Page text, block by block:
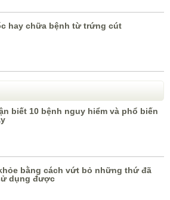
hay chữa bệnh từ trứng cút
biết 10 bệnh nguy hiểm và phổ biến
bằng cách vứt bỏ những thứ đã
dụng được